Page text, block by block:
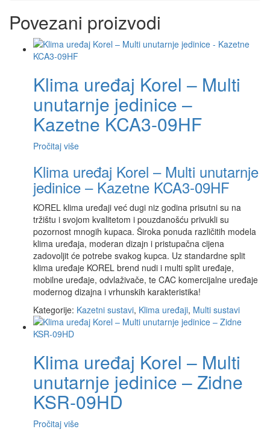
Povezani proizvodi
Klima uređaj Korel – Multi
unutarnje jedinice –
Kazetne KCA3-09HF
Pročitaj više
Klima uređaj Korel – Multi unutarnje
jedinice – Kazetne KCA3-09HF
KOREL klima uređaji već dugi niz godina prisutni su na
tržištu i svojom kvalitetom i pouzdanošću privukli su
pozornost mnogih kupaca. Široka ponuda različitih modela
klima uređaja, moderan dizajn i pristupačna cijena
zadovoljit će potrebe svakog kupca. Uz standardne split
klima uređaje KOREL brend nudi i multi split uređaje,
mobilne uređaje, odvlaživače, te CAC komercijalne uređaje
modernog dizajna i vrhunskih karakteristika!
Kategorije: Kazetni sustavi, Klima uređaji, Multi sustavi
Klima uređaj Korel – Multi
unutarnje jedinice – Zidne
KSR-09HD
Pročitaj više